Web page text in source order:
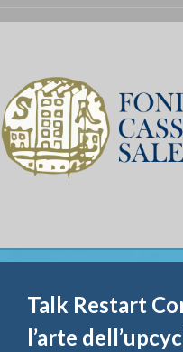
Fondazione
Attività
Talk Restart
l’arte